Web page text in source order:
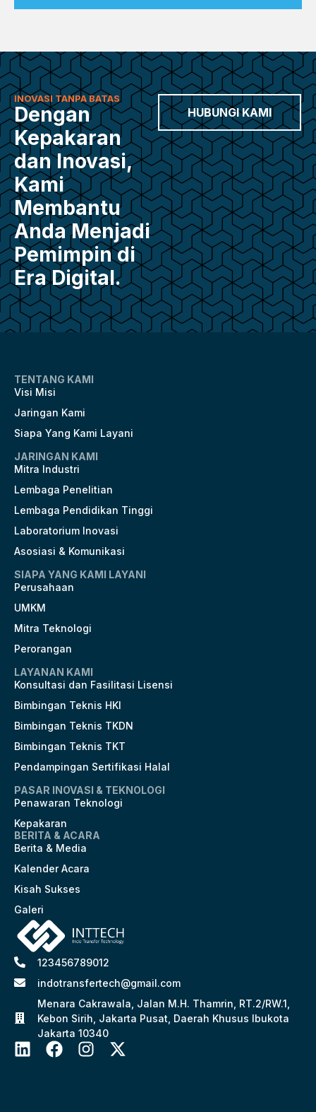
INOVASI TANPA BATAS
Dengan
Kepakaran
dan Inovasi,
Kami
Membantu
Anda Menjadi
Pemimpin di
Era Digital.
HUBUNGI KAMI
TENTANG KAMI
Visi Misi
Jaringan Kami
Siapa Yang Kami Layani
JARINGAN KAMI
Mitra Industri
Lembaga Penelitian
Lembaga Pendidikan Tinggi
Laboratorium Inovasi
Asosiasi & Komunikasi
SIAPA YANG KAMI LAYANI
Perusahaan
UMKM
Mitra Teknologi
Perorangan
LAYANAN KAMI
Konsultasi dan Fasilitasi Lisensi
Bimbingan Teknis HKI
Bimbingan Teknis TKDN
Bimbingan Teknis TKT
Pendampingan Sertifikasi Halal
PASAR INOVASI & TEKNOLOGI
Penawaran Teknologi
Kepakaran
BERITA & ACARA
Berita & Media
Kalender Acara
Kisah Sukses
Galeri
123456789012
indotransfertech@gmail.com
Menara Cakrawala, Jalan M.H. Thamrin, RT.2/RW.1,
Kebon Sirih, Jakarta Pusat, Daerah Khusus Ibukota
Jakarta 10340